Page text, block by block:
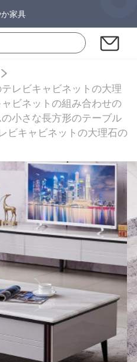
家具
レビキャビネットの大理
ビネットの組み合わせの
小さな長方形のテーブル
ビキャビネットの大理石の